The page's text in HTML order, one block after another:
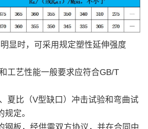
显时，可采用规定塑性延伸强度
工艺性能一般要求应符合GB/T
夏比（V型缺口）冲击试验和弯曲试
定。